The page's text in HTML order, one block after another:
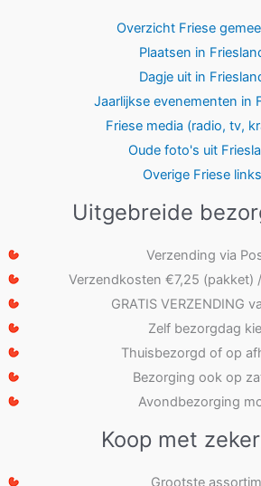
Overzicht Friese
Plaatsen in
Dagje uit in
Jaarlijkse evenementen in
Friese media (radio, tv,
Oude foto's uit
Overige Friese links
Uitgebreide
Verzending via
Verzendkosten €7,25 (pakket)
GRATIS VERZENDING
Zelf bezorgdag
Thuisbezorgd of op
Bezorging ook op
Avondbezorging
Koop met
Grootste